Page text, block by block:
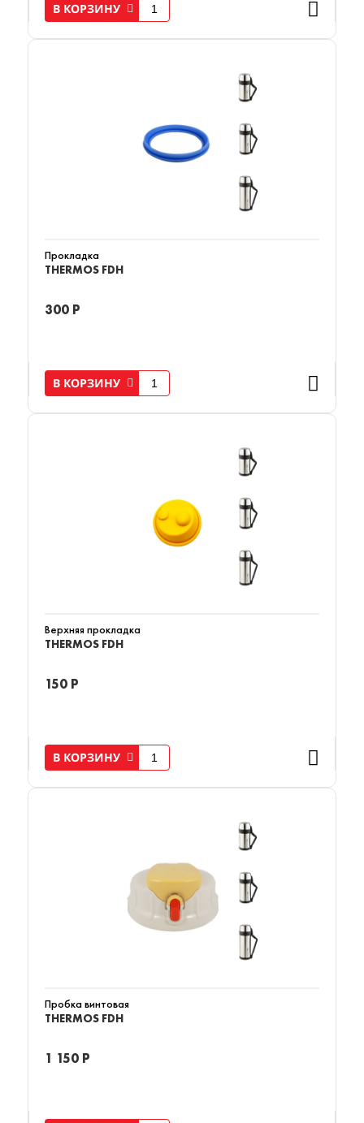
В КОРЗИНУ
Прокладка
THERMOS FDH
300 Р
В КОРЗИНУ
Верхняя прокладка
THERMOS FDH
150 Р
В КОРЗИНУ
Пробка винтовая
THERMOS FDH
1 150 Р